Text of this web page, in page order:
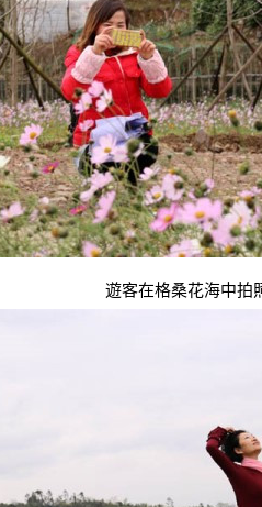
遊客在格桑花海中拍